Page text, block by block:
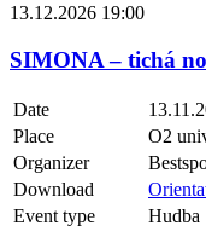
13.12.2026 19:00
SIMONA – tichá
Date
Place
O2
Organizer
Download
Event type
Hudba